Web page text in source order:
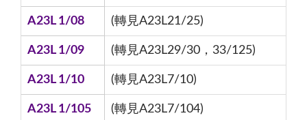
A23L 1/08 (轉見A23L21/25)
A23L 1/09 (轉見A23L29/30，33/125)
A23L 1/10 (轉見A23L7/10)
A23L 1/105 (轉見A23L7/104)